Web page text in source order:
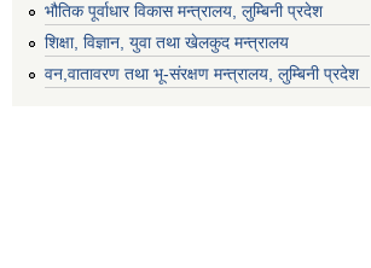
भौतिक पूर्वाधार विकास मन्त्रालय, लुम्बिनी प्रदेश
शिक्षा, विज्ञान, युवा तथा खेलकुद मन्‍‍त्रालय
वन,वातावरण तथा भू-संरक्षण मन्त्रालय, लुम्बिनी प्रदेश